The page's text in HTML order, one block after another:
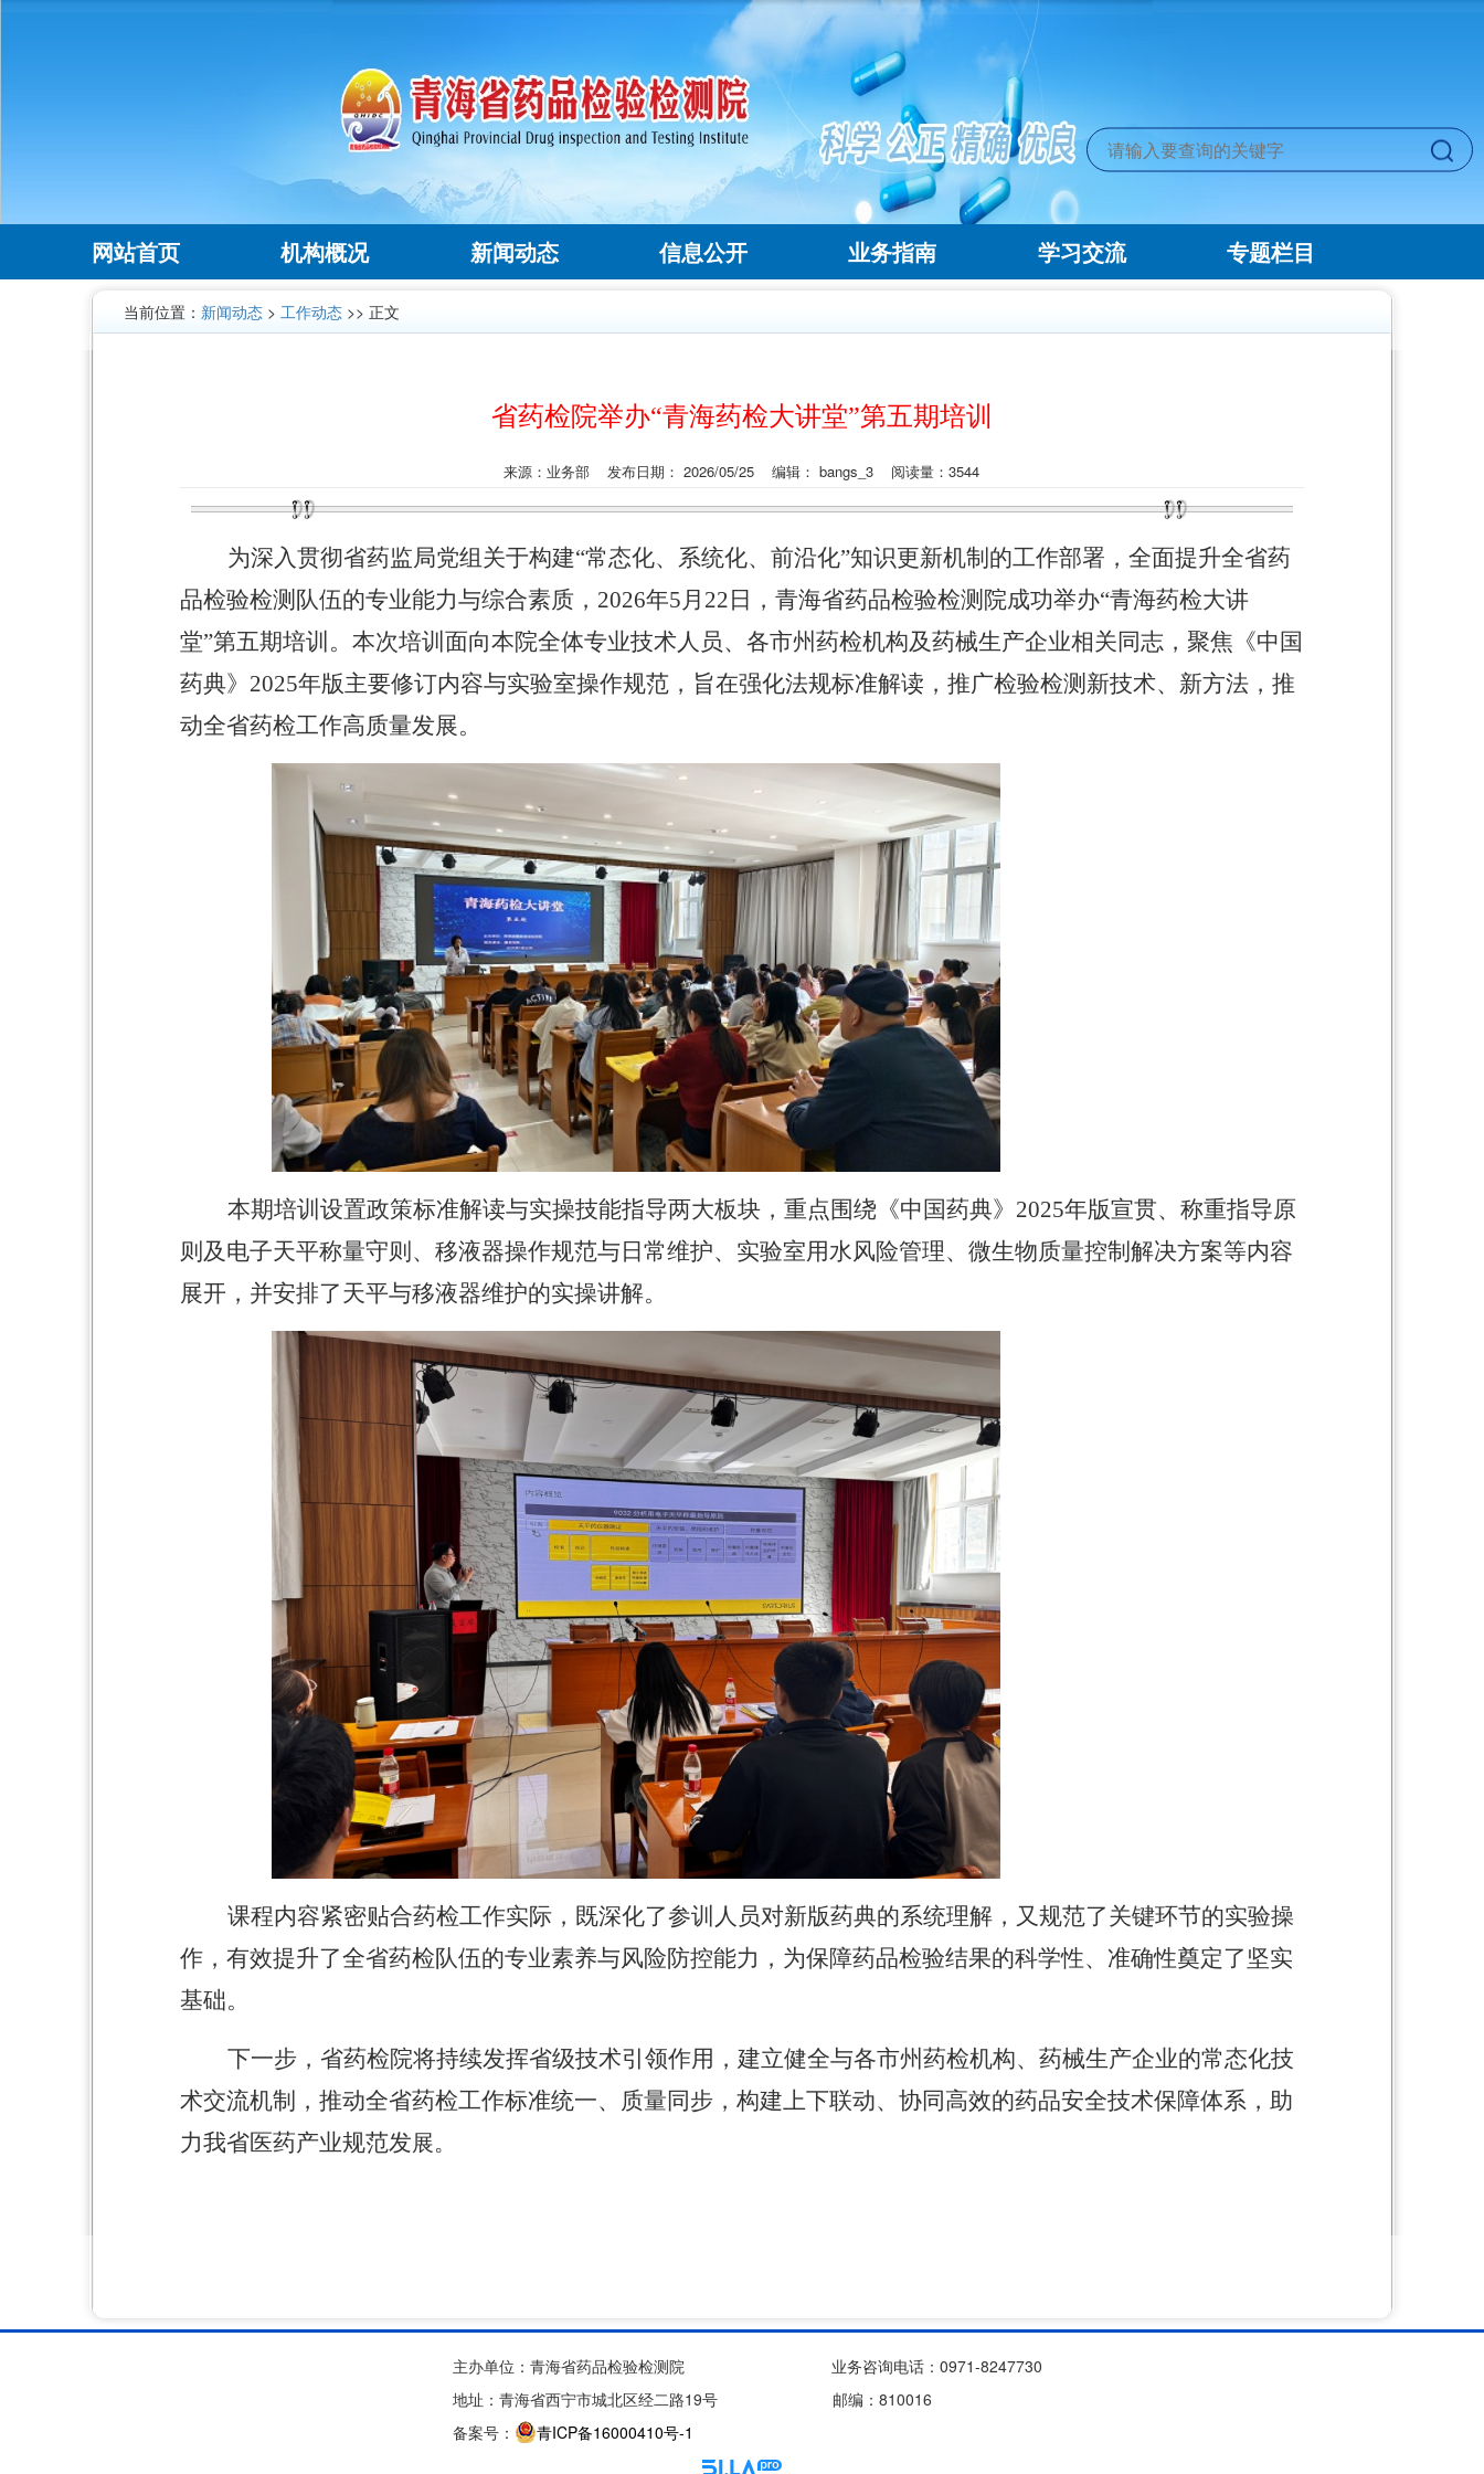
网站首页 机构概况 新闻动态 信息公开 业务指南 学习交流 专题栏目
当前位置： 新闻动态 > 工作动态 >> 正文
省药检院举办“青海药检大讲堂”第五期培训
来源：业务部 发布日期： 2026/05/25 编辑： bangs_3 阅读量：3544
为深入贯彻省药监局党组关于构建“常态化、系统化、前沿化”知识更新机制的工作部署，全面提升全省药
品检验检测队伍的专业能力与综合素质， 2026年5月 22 日，青海省药品检验检测院成功举办“青海药检大讲
堂”第五期培训。本次培训面向本院全体专业技术人员、各市州药检机构及药械生产企业相关同志，聚焦《中国
药典》 2025年版主要修订内容与实验室操作规范，旨在强化法规标准解读，推广检验检测新技术、新方法，推
动全省药检工作高质量发展。
本期培训设置政策标准解读与实操技能指导两大板块，重点围绕《中国药典》 2025年版宣贯、称重指导原
则及电子天平称量守则、移液器操作规范与日常维护、实验室用水风险管理、微生物质量控制解决方案等内容
展开，并安排了天平与移液器维护的实操讲解。
课程内容紧密贴合药检工作实际，既深化了参训人员对新版药典的系统理解，又规范了关键环节的实验操
作，有效提升了全省药检队伍的专业素养与风险防控能力，为保障药品检验结果的科学性、准确性奠定了坚实
基础。
下一步，省药检院将持续发挥省级技术引领作用，建立健全与各市州药检机构、药械生产企业的常态化技
术交流机制，推动全省药检工作标准统一、质量同步，构建上下联动、协同高效的药品安全技术保障体系，助
力我省医药产业规范发展。
主办单位：青海省药品检验检测院
业务咨询电话：0971-8247730
地址：青海省西宁市城北区经二路19号
邮编：810016
备案号：
青ICP备16000410号-1